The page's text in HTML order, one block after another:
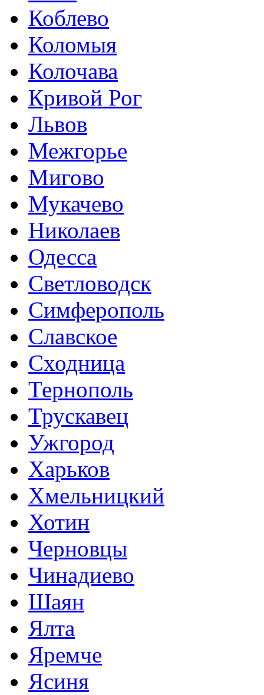
Коблево
Коломыя
Колочава
Кривой Рог
Львов
Межгорье
Мигово
Мукачево
Николаев
Одесса
Светловодск
Симферополь
Славское
Сходница
Тернополь
Трускавец
Ужгород
Харьков
Хмельницкий
Хотин
Черновцы
Чинадиево
Шаян
Ялта
Яремче
Ясиня